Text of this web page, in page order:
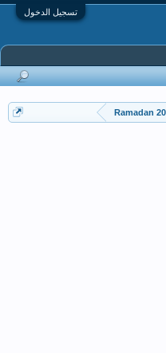
تسجيل الدخول
Ramadan